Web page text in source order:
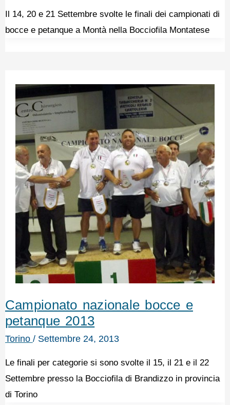
Il 14, 20 e 21 Settembre svolte le finali dei campionati di
bocce e petanque a Montà nella Bocciofila Montatese
Campionato nazionale bocce e
petanque 2013
Torino / Settembre 24, 2013
Le finali per categorie si sono svolte il 15, il 21 e il 22
Settembre presso la Bocciofila di Brandizzo in provincia
di Torino